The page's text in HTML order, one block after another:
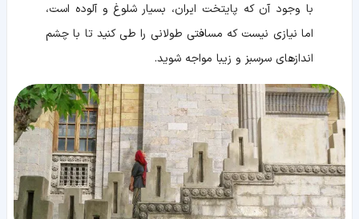
با وجود آن که پایتخت ایران، بسیار شلوغ و آلوده است،
اما نیازی نیست که مسافتی طولانی را طی کنید تا با چشم
اندازهای سرسبز و زیبا مواجه شوید.